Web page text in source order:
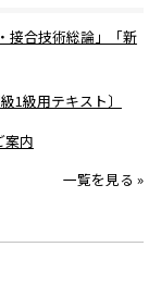
接合技術総論」「新
1級用テキスト〕
案内
一覧を見る »